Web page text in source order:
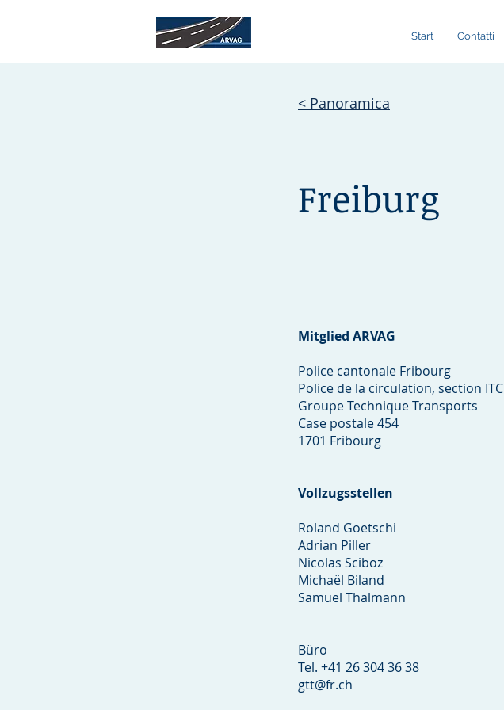
Start Contatti
< Panoramica
Freiburg
Mitglied ARVAG
Police cantonale Fribourg
Police de la circulation, section ITC
Groupe Technique Transports
Case postale 454
1701 Fribourg
Vollzugsstellen
Roland Goetschi
Adrian Piller
Nicolas Sciboz
Michaël Biland
Samuel Thalmann
Büro
Tel. +41 26 304 36 38
gtt@fr.ch